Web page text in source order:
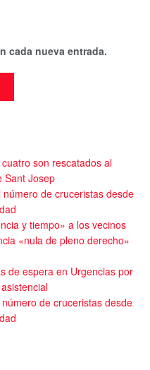
cada nueva entrada.
son rescatados al
Sant Josep
de cruceristas desde
y tiempo» a los vecinos
«nula de pleno derecho»
de espera en Urgencias por
de cruceristas desde